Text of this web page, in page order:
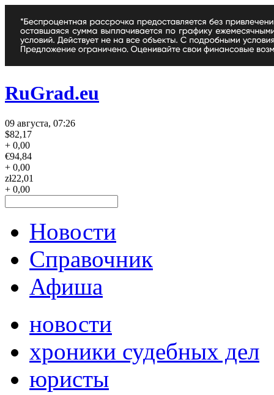
RuGrad.eu
09 августа, 07:26
$82,17
+ 0,00
€94,84
+ 0,00
zł22,01
+ 0,00
Новости
Справочник
Афиша
новости
хроники судебных дел
юристы